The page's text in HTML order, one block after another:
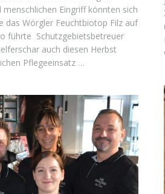
Eingriff könnten sich
das Wörgler Feuchtbiotop Filz auf
führte Schutzgebietsbetreuer
auch diesen Herbst
Pflegeeinsatz …